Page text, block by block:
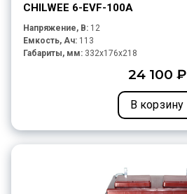
CHILWEE 6-EVF-100A
Напряжение, В: 12
Емкость, Ач: 113
Габариты, мм: 332x176x218
24 100 ₽
В корзину